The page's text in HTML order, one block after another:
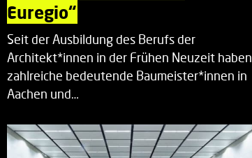
Euregio“
Seit der Ausbildung des Berufs der
Architekt*innen in der Frühen Neuzeit haben
zahlreiche bedeutende Baumeister*innen in
Aachen und…